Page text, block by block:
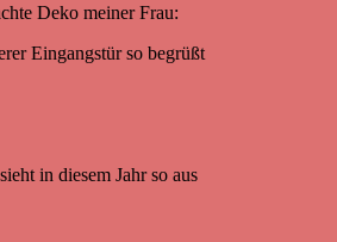
Deko meiner Frau:
Eingangstür so begrüßt
in diesem Jahr so aus